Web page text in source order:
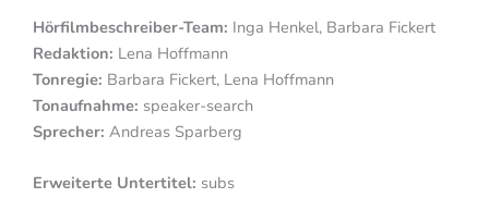
Hörfilmbeschreiber-Team: Inga Henkel, Barbara Fickert
Redaktion: Lena Hoffmann
Tonregie: Barbara Fickert, Lena Hoffmann
Tonaufnahme: speaker-search
Sprecher: Andreas Sparberg
Erweiterte Untertitel: subs